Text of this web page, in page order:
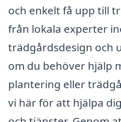
och enkelt få upp till
från lokala experter
trädgårdsdesign och
om du behöver hjälp
plantering eller
vi här för att hjälpa